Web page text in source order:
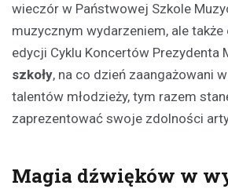
wieczór w Państwowej Szkole
muzycznym wydarzeniem, ale
edycji Cyklu Koncertów Prezydenta
szkoły, na co dzień zaangażowani
talentów młodzieży, tym razem
zaprezentować swoje zdolności
Magia dźwięków w